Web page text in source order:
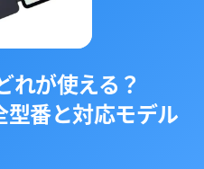
れが使える？
番と対応モデル